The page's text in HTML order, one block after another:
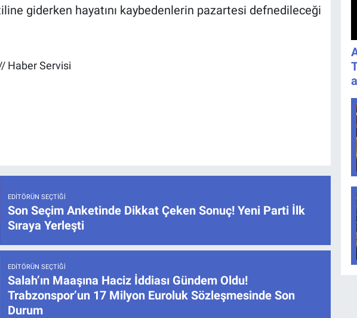
giderken hayatını kaybedenlerin pazartesi defnedileceği
Haber Servisi
EDITÖRÜN SEÇTIĞI
Son Seçim Anketinde Dikkat Çeken Sonuç! Yeni Parti İlk
Sıraya Yerleşti
EDITÖRÜN SEÇTIĞI
Salah’ın Maaşına Haciz İddiası Gündem Oldu!
Trabzonspor’un 17 Milyon Euroluk Sözleşmesinde Son
Durum